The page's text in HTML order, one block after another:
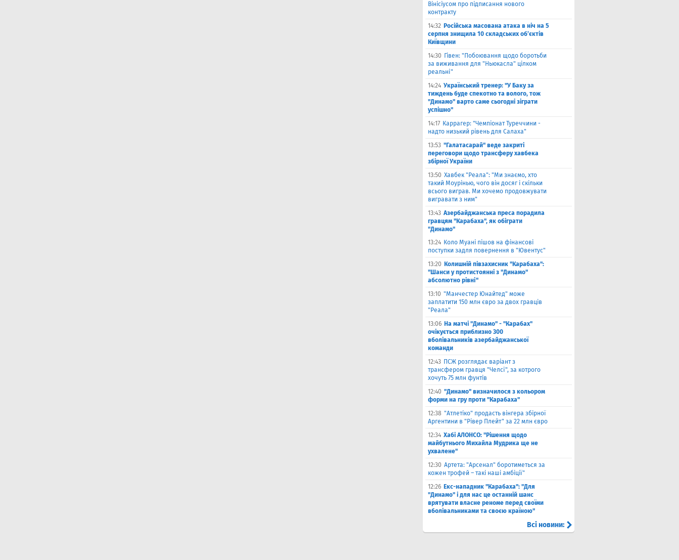
Вінісіусом про підписання нового
контракту
14:32 Російська масована атака в ніч на 5
серпня знищила 10 складських об’єктів
Київщини
14:30 Гівен: "Побоювання щодо боротьби
за виживання для "Ньюкасла" цілком
реальні"
14:24 Український тренер: "У Баку за
тиждень буде спекотно та волого, тож
"Динамо" варто саме сьогодні зіграти
успішно"
14:17 Каррагер: "Чемпіонат Туреччини -
надто низький рівень для Салаха"
13:53 "Галатасарай" веде закриті
переговори щодо трансферу хавбека
збірної України
13:50 Хавбек "Реала": "Ми знаємо, хто
такий Моурінью, чого він досяг і скільки
всього виграв. Ми хочемо продовжувати
вигравати з ним"
13:43 Азербайджанська преса порадила
гравцям "Карабаха", як обіграти
"Динамо"
13:24 Коло Муані пішов на фінансові
поступки задля повернення в "Ювентус"
13:20 Колишній півзахисник "Карабаха":
"Шанси у протистоянні з "Динамо"
абсолютно рівні"
13:10 "Манчестер Юнайтед" може
заплатити 150 млн євро за двох гравців
"Реала"
13:06 На матчі "Динамо" - "Карабах"
очікується приблизно 300
вболівальників азербайджанської
команди
12:43 ПСЖ розглядає варіант з
трансфером гравця "Челсі", за котрого
хочуть 75 млн фунтів
12:40 "Динамо" визначилося з кольором
форми на гру проти "Карабаха"
12:38 "Атлетіко" продасть вінгера збірної
Аргентини в "Рівер Плейт" за 22 млн євро
12:34 Хабі АЛОНСО: "Рішення щодо
майбутнього Михайла Мудрика ще не
ухвалене"
12:30 Артета: "Арсенал" боротиметься за
кожен трофей – такі наші амбіції"
12:26 Екс-нападник "Карабаха": "Для
"Динамо" і для нас це останній шанс
врятувати власне реноме перед своїми
вболівальниками та своєю країною"
Всі новини: